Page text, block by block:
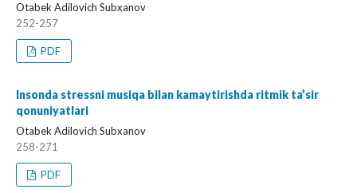
Otabek Adilovich Subxanov
252-257
PDF
Insonda stressni musiqa bilan kamaytirishda ritmik ta’sir
qonuniyatlari
Otabek Adilovich Subxanov
258-271
PDF